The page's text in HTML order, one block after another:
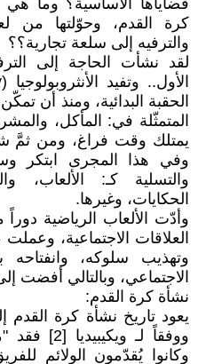
قضاياها الأساسية؟ وما
كرة القدم، وحوّلتها من
والترفيه إلى سلعة تجارية؟؟
لقد نشأت الحاجة إلى
الحقبة البدائية، ومنذ أن
المتمثّلة في: المأكل،
يمتلك وقت فراغ، ومن ثمَّ
وفي هذا المجرى ابتكر
والتسلية كـ: الألعاب،
الحكايات، وغيرها.
وأدّت الألعاب الرياضية
العلاقات الاجتماعية،
وتهذيب سلوكه،
الاجتماعي، وبالتالي
نشأة كرة القدم:
ووفقاً لـ
وكانوا يُقدّمون الولائم